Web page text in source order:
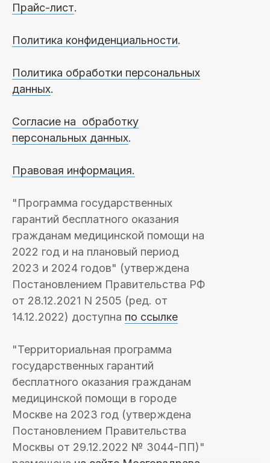
Прайс-лист.
Политика конфиденциальности.
Политика обработки персональных
данных.
Согласие на обработку
персональных данных.
Правовая информация.
"Программа государственных
гарантий бесплатного оказания
гражданам медицинской помощи на
2022 год и на плановый период
2023 и 2024 годов" (утверждена
Постановлением Правительства РФ
от 28.12.2021 N 2505 (ред. от
14.12.2022) доступна по ссылке
"Территориальная программа
государственных гарантий
бесплатного оказания гражданам
медицинской помощи в городе
Москве на 2023 год (утверждена
Постановлением Правительства
Москвы от 29.12.2022 № 3044-ПП)"